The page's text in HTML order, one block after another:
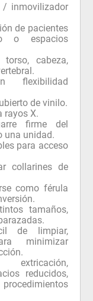
/ inmovilizador
de pacientes
o espacios
cabeza,
flexibilidad
de vinilo.
rayos X.
firme del
una unidad.
para acceso
collarines de
como férula
tamaños,
de limpiar,
minimizar
reducidos,